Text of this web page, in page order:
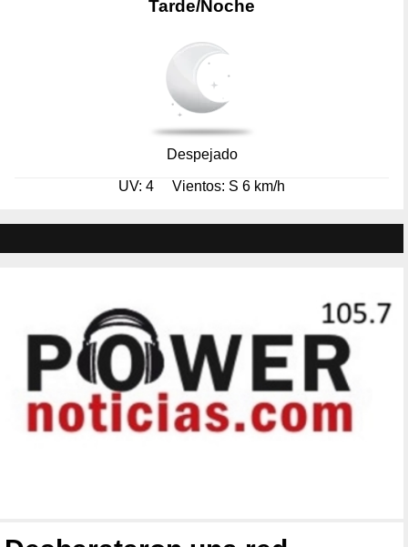
Tarde/Noche
Despejado
UV: 4 Vientos: S 6 km/h